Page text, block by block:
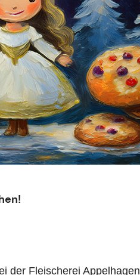
der Fleischerei Appelhagen